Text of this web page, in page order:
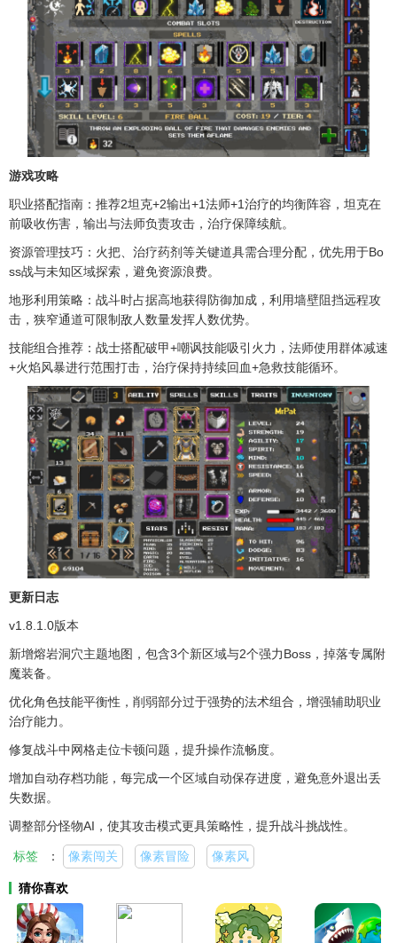
游戏攻略
职业搭配指南：推荐2坦克+2输出+1法师+1治疗的均衡阵容，坦克在
前吸收伤害，输出与法师负责攻击，治疗保障续航。
资源管理技巧：火把、治疗药剂等关键道具需合理分配，优先用于Bo
ss战与未知区域探索，避免资源浪费。
地形利用策略：战斗时占据高地获得防御加成，利用墙壁阻挡远程攻
击，狭窄通道可限制敌人数量发挥人数优势。
技能组合推荐：战士搭配破甲+嘲讽技能吸引火力，法师使用群体减速
+火焰风暴进行范围打击，治疗保持持续回血+急救技能循环。
更新日志
v1.8.1.0版本
新增熔岩洞穴主题地图，包含3个新区域与2个强力Boss，掉落专属附
魔装备。
优化角色技能平衡性，削弱部分过于强势的法术组合，增强辅助职业
治疗能力。
修复战斗中网格走位卡顿问题，提升操作流畅度。
增加自动存档功能，每完成一个区域自动保存进度，避免意外退出丢
失数据。
调整部分怪物AI，使其攻击模式更具策略性，提升战斗挑战性。
标签 ： 像素闯关 像素冒险 像素风
猜你喜欢